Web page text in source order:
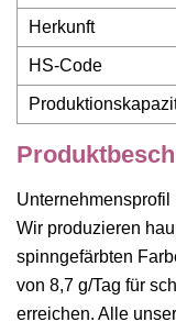
Herkunft
HS-Code
Unternehmensprofil
Wir produzieren
spinngefärbten
von 8,7 g/Tag für
erreichen. Alle